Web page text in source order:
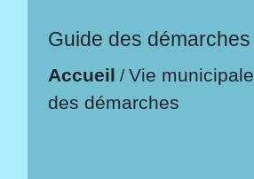
Guide des démarches
Accueil /Vie municipale
des démarches